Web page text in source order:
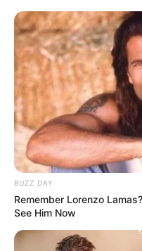
Tampil Lebih
Hasil Renovasi
90 Tahun
BUZZ DAY
Remember Lorenzo
See Him Now